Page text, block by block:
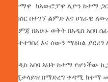
ከተማዋ ከአውሮፓዋ ሊዮን ከተማ
ትስስር በተገኘ ልምድ እና ሀገራዊ
እርምጃ በአሁኑ ወቅት በአዲስ አበባ
እየተተገበረ እና ሰውን ማዕከል
የአዲስ አበባ እህት ከተማ የሆነችው
ዲጂታላይዝ በማድረግ ቀዳሚ ከተማ